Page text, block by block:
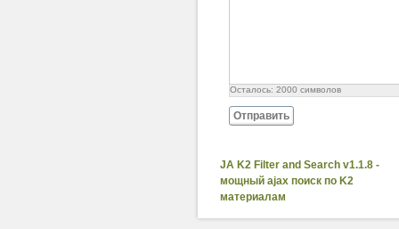
Осталось: 2000 символов
Отправить
JA K2 Filter and Search v1.1.8 -
мощный ajax поиск по K2
материалам